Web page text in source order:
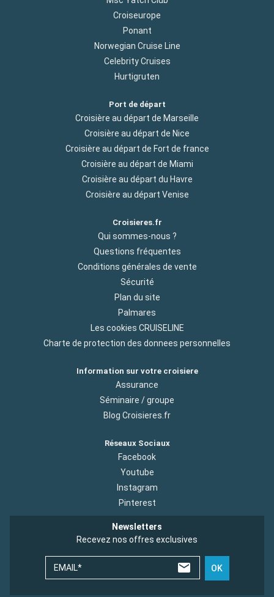
Croiseurope
Ponant
Norwegian Cruise Line
Celebrity Cruises
Hurtigruten
Port de départ
Croisière au départ de Marseille
Croisière au départ de Nice
Croisière au départ de Fort de france
Croisière au départ de Miami
Croisière au départ du Havre
Croisière au départ Venise
Croisieres.fr
Qui sommes-nous ?
Questions fréquentes
Conditions générales de vente
Sécurité
Plan du site
Palmares
Les cookies CRUISELINE
Charte de protection des donnees personnelles
Information sur votre croisiere
Assurance
Séminaire / groupe
Blog Croisieres.fr
Réseaux Sociaux
Facebook
Youtube
Instagram
Pinterest
Newsletters
Recevez nos offres exclusives
EMAIL* OK